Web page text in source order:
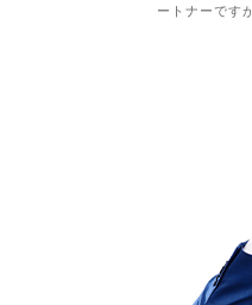
ートナーです